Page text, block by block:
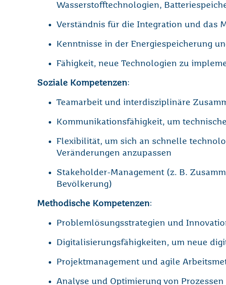
Wasserstofftechnologien,
Verständnis für die Integration und das
Kenntnisse in der Energiespeicherung
Fähigkeit, neue Technologien zu
Soziale Kompetenzen:
Teamarbeit und interdisziplinäre
Kommunikationsfähigkeit, um
Flexibilität, um sich an schnelle
Veränderungen anzupassen
Stakeholder-Management (z. B.
Bevölkerung)
Methodische Kompetenzen:
Problemlösungsstrategien und
Digitalisierungsfähigkeiten, um neue
Projektmanagement und agile
Analyse und Optimierung von